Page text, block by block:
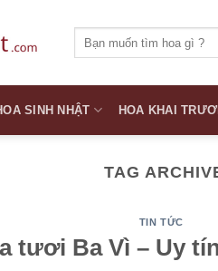
kiếm:
SINH NHẬT HOA KHAI
TAG
TIN TỨC
tươi Ba Vì – Uy